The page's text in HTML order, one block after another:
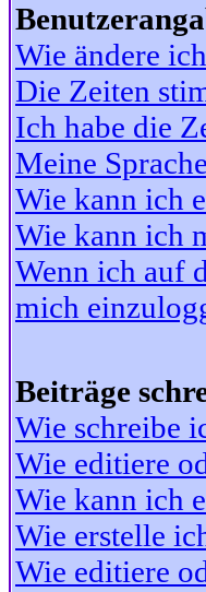
Wie ändere
Die Zeiten
Ich habe die
Meine
Wie kann ich
Wie kann ich
Wenn ich auf
mich
Beiträge
Wie schreibe
Wie editiere
Wie kann ich
Wie erstelle
Wie editiere